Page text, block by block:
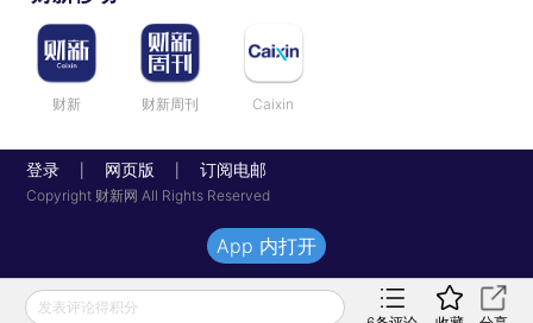
财新 财新周刊 Caixin
登录 网页版 订阅电邮
Copyright 财新网 All Rights Reserved
发表评论得积分
App 内打开